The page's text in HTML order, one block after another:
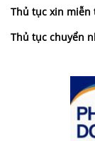
Thủ tục xin miễn
Thủ tục chuyển